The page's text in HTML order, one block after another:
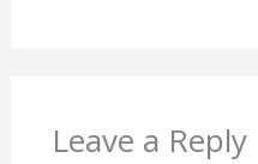
Leave a Reply